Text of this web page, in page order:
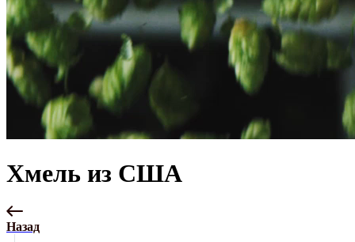
Хмель из США
Назад